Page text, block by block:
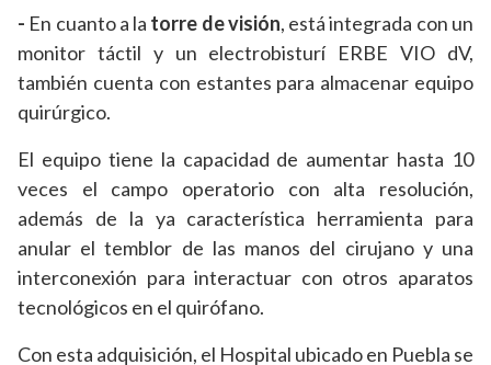
- En cuanto a la torre de visión, está integrada con un
monitor táctil y un electrobisturí ERBE VIO dV,
también cuenta con estantes para almacenar equipo
quirúrgico.
El equipo tiene la capacidad de aumentar hasta 10
veces el campo operatorio con alta resolución,
además de la ya característica herramienta para
anular el temblor de las manos del cirujano y una
interconexión para interactuar con otros aparatos
tecnológicos en el quirófano.
Con esta adquisición, el Hospital ubicado en Puebla se